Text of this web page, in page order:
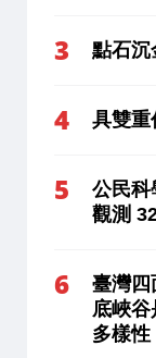
點石沉
具雙重
公民科
觀測
臺灣四
底峽
多樣性